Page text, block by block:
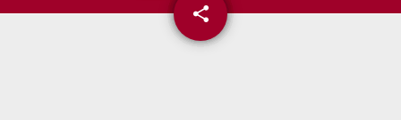
share
email